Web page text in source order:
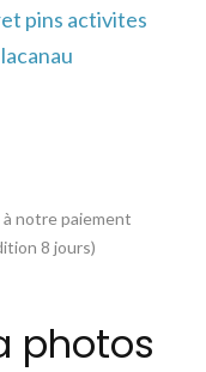
pins activites
notre paiement
8 jours)
photos